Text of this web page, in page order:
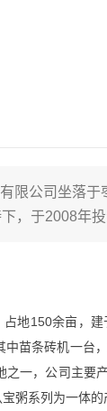
限公司坐落
，于2008年
地150余亩，
苗条砖机一台
一，公司主要
粥系列为一体的